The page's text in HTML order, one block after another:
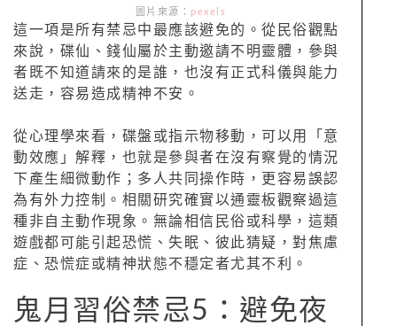
圖片來源： pexels
這一項是所有禁忌中最應該避免的。從民俗觀點
來說，碟仙、錢仙屬於主動邀請不明靈體，參與
者既不知道請來的是誰，也沒有正式科儀與能力
送走，容易造成精神不安。
從心理學來看，碟盤或指示物移動，可以用「意
動效應」解釋，也就是參與者在沒有察覺的情況
下產生細微動作；多人共同操作時，更容易誤認
為有外力控制。相關研究確實以通靈板觀察過這
種非自主動作現象。無論相信民俗或科學，這類
遊戲都可能引起恐慌、失眠、彼此猜疑，對焦慮
症、恐慌症或精神狀態不穩定者尤其不利。
鬼月習俗禁忌5：避免夜